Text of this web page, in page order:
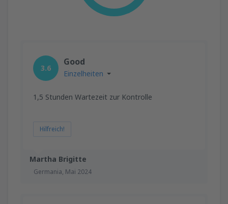
Martha Brigitte
Germania, Mai 2024
3.6
Good
Einzelheiten
1,5 Stunden Wartezeit zur Kontrolle
Hilfreich!